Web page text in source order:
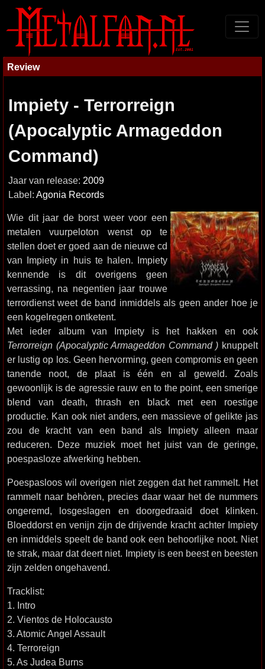
Review
Impiety - Terrorreign
(Apocalyptic Armageddon
Command)
Jaar van release: 2009
Label: Agonia Records
Wie dit jaar de borst weer voor een
metalen vuurpeloton wenst op te
stellen doet er goed aan de nieuwe cd
van Impiety in huis te halen. Impiety
kennende is dit overigens geen
verrassing, na negentien jaar trouwe
terrordienst weet de band inmiddels als geen ander hoe je
een kogelregen ontketent.
Met ieder album van Impiety is het hakken en ook
Terrorreign (Apocalyptic Armageddon Command ) knuppelt
er lustig op los. Geen hervorming, geen compromis en geen
tanende noot, de plaat is één en al geweld. Zoals
gewoonlijk is de agressie rauw en to the point, een smerige
blend van death, thrash en black met een roestige
productie. Kan ook niet anders, een massieve of gelikte jas
zou de kracht van een band als Impiety alleen maar
reduceren. Deze muziek moet het juist van de geringe,
poespasloze afwerking hebben.
Poespasloos wil overigen niet zeggen dat het rammelt. Het
rammelt naar behòren, precies daar waar het de nummers
ongeremd, losgeslagen en doorgedraaid doet klinken.
Bloeddorst en venijn zijn de drijvende kracht achter Impiety
en inmiddels speelt de band ook een behoorlijke noot. Niet
te strak, maar dat deert niet. Impiety is een beest en beesten
zijn zelden ongehavend.
Tracklist:
1. Intro
2. Vientos de Holocausto
3. Atomic Angel Assault
4. Terroreign
5. As Judea Burns